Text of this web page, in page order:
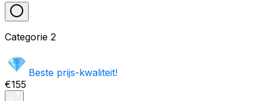
Categorie 2
Beste prijs-kwaliteit!
€155